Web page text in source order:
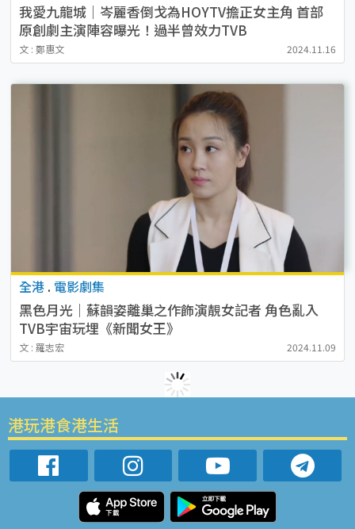
我愛九龍城｜岑麗香倒戈為HOYTV擔正女主角 首部
原創劇主演陣容曝光！過半曾效力TVB
文 : 鄭惠文 2024.11.16
全港 . 電影劇集
黑色月光｜蘇韻姿離巢之作飾演靚女記者 角色亂入
TVB宇宙玩埋《新聞女王》
文 : 羅志宏 2024.11.09
港玩港食港生活